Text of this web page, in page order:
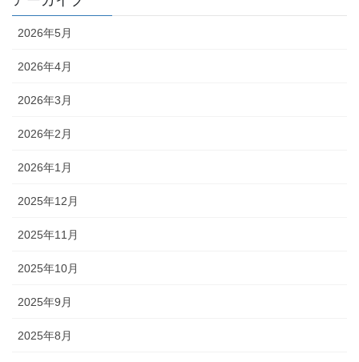
2026年5月
2026年4月
2026年3月
2026年2月
2026年1月
2025年12月
2025年11月
2025年10月
2025年9月
2025年8月